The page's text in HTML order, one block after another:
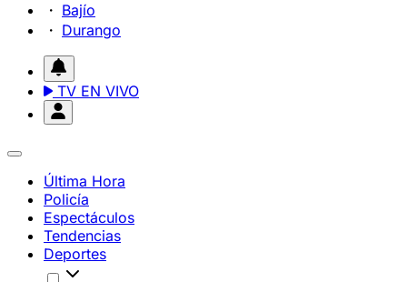
Bajío
Durango
TV EN VIVO
Última Hora
Policía
Espectáculos
Tendencias
Deportes